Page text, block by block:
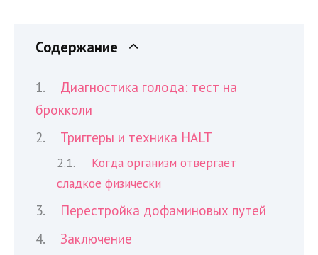
Содержание
Диагностика голода: тест на
брокколи
Триггеры и техника HALT
Когда организм отвергает
сладкое физически
Перестройка дофаминовых путей
Заключение